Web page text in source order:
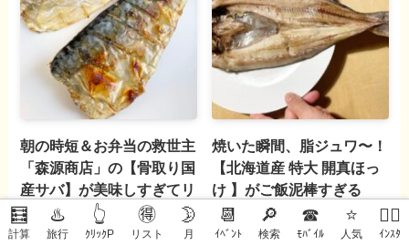
🧮
計算
♨️
旅行
👆
ｸﾘｯｸP
🉐
リスト
🌛
月
📆
ｲﾍﾞﾝﾄ
🔎
検索
☎
ﾓﾊﾞｲﾙ
⭐
人気
🙋‍♀️
ｲﾝｽﾀ
朝の時短＆お弁当の救世主
「森源商店」の【骨取り国
産サバ】が美味しすぎてリ
ピ確定！
2026年4月18日
焼いた瞬間、脂ジュワ〜！
【北海道産 特大 開真ほっ
け 】がご飯泥棒すぎる
2026年4月18日